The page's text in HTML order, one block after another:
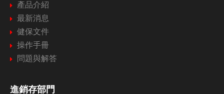
產品介紹
最新消息
健保文件
操作手冊
問題與解答
進銷存部門